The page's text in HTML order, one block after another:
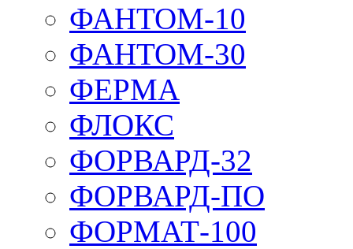
ФАНТОМ-10
ФАНТОМ-30
ФЕРМА
ФЛОКС
ФОРВАРД-32
ФОРВАРД-ПО
ФОРМАТ-100